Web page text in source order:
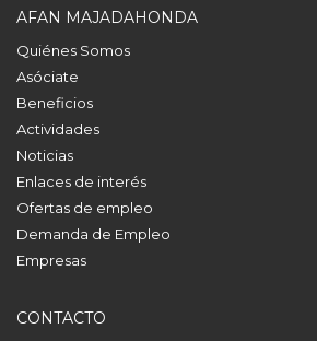
AFAN MAJADAHONDA
Quiénes Somos
Asóciate
Beneficios
Actividades
Noticias
Enlaces de interés
Ofertas de empleo
Demanda de Empleo
Empresas
CONTACTO